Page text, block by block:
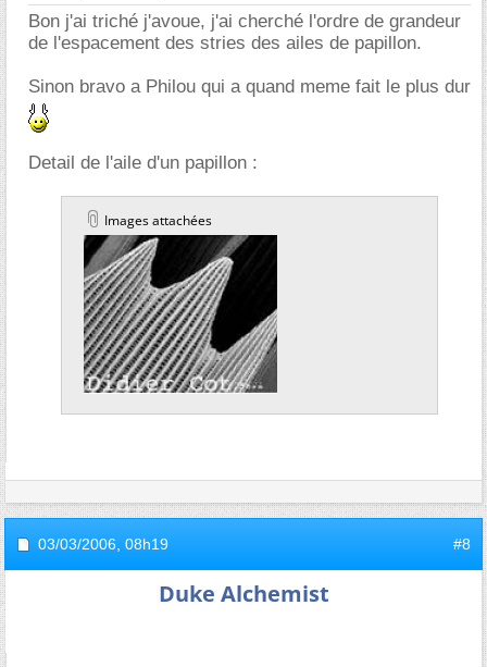
Bon j'ai triché j'avoue, j'ai cherché l'ordre de grandeur
de l'espacement des stries des ailes de papillon.
Sinon bravo a Philou qui a quand meme fait le plus dur
Detail de l'aile d'un papillon :
Images attachées
03/03/2006, 08h19 #8
Duke Alchemist